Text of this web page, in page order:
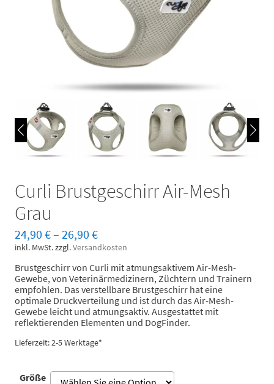
Curli Brustgeschirr Air-Mesh
Grau
24,90 €– 26,90 €
inkl. MwSt.zzgl.Versandkosten
Brustgeschirr von Curli mit atmungsaktivem Air-Mesh-
Gewebe, von Veterinärmedizinern, Züchtern und Trainern
empfohlen. Das verstellbare Brustgeschirr hat eine
optimale Druckverteilung und ist durch das Air-Mesh-
Gewebe leicht und atmungsaktiv. Ausgestattet mit
reflektierenden Elementen und DogFinder.
Lieferzeit: 2-5 Werktage*
Größe